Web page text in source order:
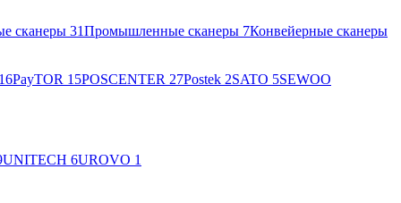
сканеры 31Промышленные сканеры 7Конвейерные сканеры
16PayTOR 15POSCENTER 27Postek 2SATO 5SEWOO
UNITECH 6UROVO 1